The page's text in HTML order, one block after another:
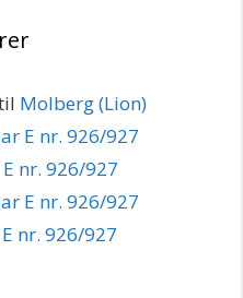
Molberg (Lion)
E nr. 926/927
nr. 926/927
E nr. 926/927
nr. 926/927